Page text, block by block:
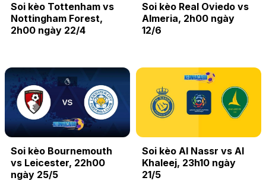
Soi kèo Tottenham vs
Nottingham Forest,
2h00 ngày 22/4
Soi kèo Real Oviedo vs
Almeria, 2h00 ngày
12/6
Soi kèo Bournemouth
vs Leicester, 22h00
ngày 25/5
Soi kèo Al Nassr vs Al
Khaleej, 23h10 ngày
21/5